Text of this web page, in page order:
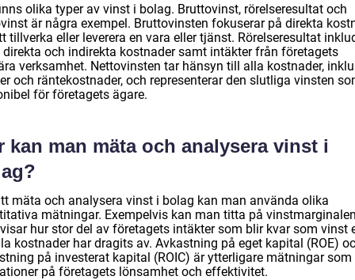
olika typer av vinst i bolag. Bruttovinst, rörelseresultat och
är några exempel. Bruttovinsten fokuserar på direkta
tillverka eller leverera en vara eller tjänst. Rörelseresultat
direkta och indirekta kostnader samt intäkter från företagets
verksamhet. Nettovinsten tar hänsyn till alla kostnader,
och räntekostnader, och representerar den slutliga vinsten
för företagets ägare.
kan man mäta och analysera vinst i
mäta och analysera vinst i bolag kan man använda olika
mätningar. Exempelvis kan man titta på
hur stor del av företagets intäkter som blir kvar som vinst
kostnader har dragits av. Avkastning på eget kapital (ROE)
på investerat kapital (ROIC) är ytterligare mätningar som
på företagets lönsamhet och effektivitet.